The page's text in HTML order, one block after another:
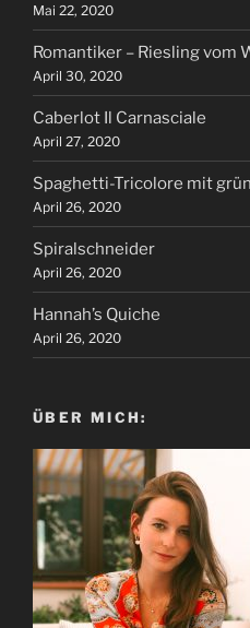
Mai 22, 2020
Romantiker – Riesling vom
April 30, 2020
Caberlot Il Carnasciale
April 27, 2020
Spaghetti-Tricolore mit
April 26, 2020
Spiralschneider
April 26, 2020
Hannah’s Quiche
April 26, 2020
ÜBER MICH: